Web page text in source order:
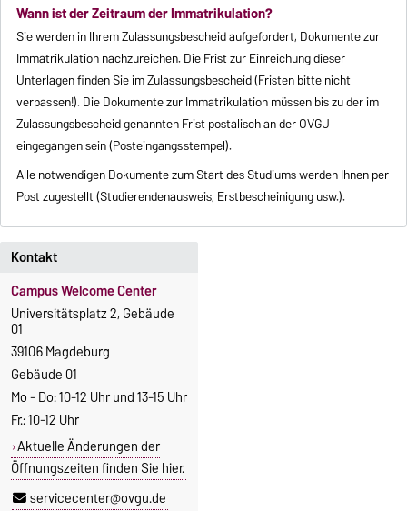
Wann ist der Zeitraum der Immatrikulation?
Sie werden in Ihrem Zulassungsbescheid aufgefordert, Dokumente zur
Immatrikulation nachzureichen. Die Frist zur Einreichung dieser
Unterlagen finden Sie im Zulassungsbescheid (Fristen bitte nicht
verpassen!). Die Dokumente zur Immatrikulation müssen bis zu der im
Zulassungsbescheid genannten Frist postalisch an der OVGU
eingegangen sein (Posteingangsstempel).
Alle notwendigen Dokumente zum Start des Studiums werden Ihnen per
Post zugestellt (Studierendenausweis, Erstbescheinigung usw.).
Kontakt
Campus Welcome Center
Universitätsplatz 2, Gebäude
01
39106 Magdeburg
Gebäude 01
Mo - Do: 10-12 Uhr und 13-15 Uhr
Fr.: 10-12 Uhr
Aktuelle Änderungen der
Öffnungszeiten finden Sie hier.
servicecenter@ovgu.de